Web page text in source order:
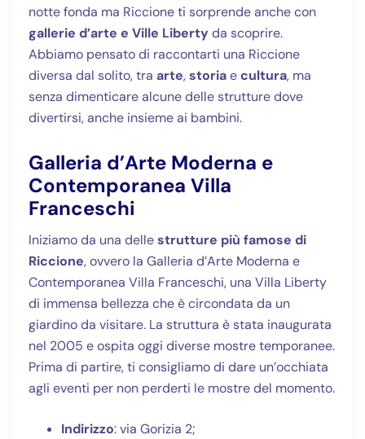
notte fonda ma Riccione ti sorprende anche con
gallerie d’arte e Ville Liberty da scoprire.
Abbiamo pensato di raccontarti una Riccione
diversa dal solito, tra arte,storiaecultura, ma
senza dimenticare alcune delle strutture dove
divertirsi, anche insieme ai bambini.
Galleria d’Arte Moderna e
Contemporanea Villa
Franceschi
Iniziamo da una dellestrutture più famose di
Riccione, ovvero la Galleria d’Arte Moderna e
Contemporanea Villa Franceschi, una Villa Liberty
di immensa bellezza che è circondata da un
giardino da visitare. La struttura è stata inaugurata
nel 2005 e ospita oggi diverse mostre temporanee.
Prima di partire, ti consigliamo di dare un’occhiata
agli eventi per non perderti le mostre del momento.
Indirizzo: via Gorizia 2;